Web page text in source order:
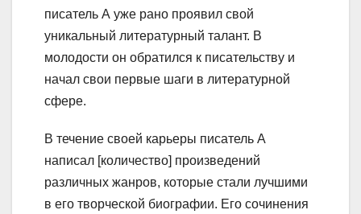
писатель А уже рано проявил свой
уникальный литературный талант. В
молодости он обратился к писательству и
начал свои первые шаги в литературной
сфере.
В течение своей карьеры писатель А
написал [количество] произведений
различных жанров, которые стали лучшими
в его творческой биографии. Его сочинения